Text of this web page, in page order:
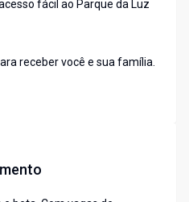
fácil ao Parque da Luz
receber você e sua família.